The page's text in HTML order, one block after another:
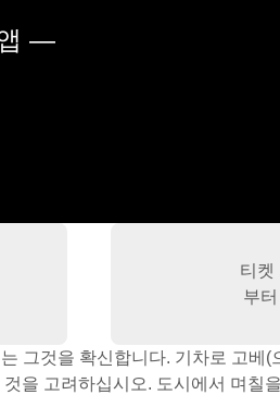
앱 —
티켓
부터
그것을 확신합니다. 기차로 고
을 고려하십시오. 도시에서 며칠